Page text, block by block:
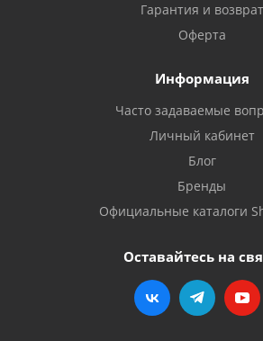
Гарантия и возврат
Оферта
Информация
Часто задаваемые
Личный кабинет
Блог
Бренды
Официальные каталоги
Оставайтесь на